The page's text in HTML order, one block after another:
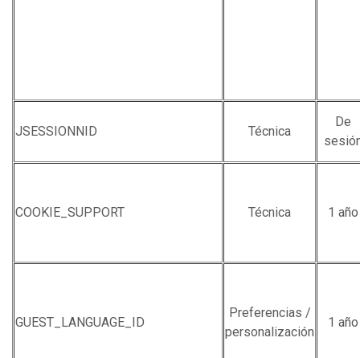
JSESSIONNID Técnica
De
COOKIE_SUPPORT Técnica 1 año
GUEST_LANGUAGE_ID
Preferencias /
personalización
1 año